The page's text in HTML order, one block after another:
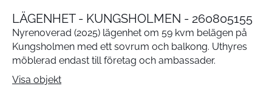
LÄGENHET - KUNGSHOLMEN - 260805155
Nyrenoverad (2025) lägenhet om 59 kvm belägen på
Kungsholmen med ett sovrum och balkong. Uthyres
möblerad endast till företag och ambassader.
Visa objekt